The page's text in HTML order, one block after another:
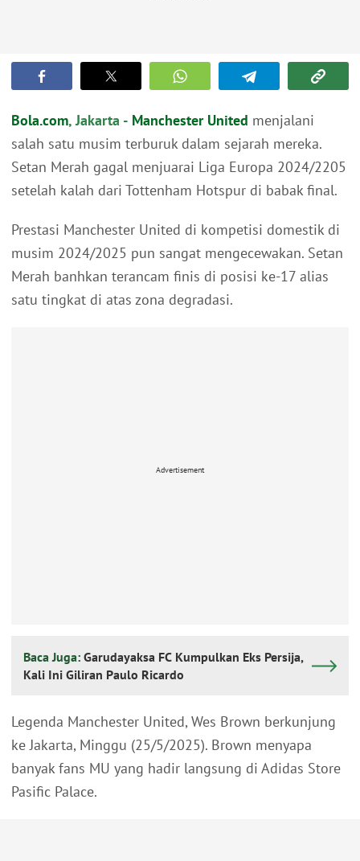
Bola.com, Jakarta - Manchester United menjalani
salah satu musim terburuk dalam sejarah mereka.
Setan Merah gagal menjuarai Liga Europa 2024/2205
setelah kalah dari Tottenham Hotspur di babak final.
Prestasi Manchester United di kompetisi domestik di
musim 2024/2025 pun sangat mengecewakan. Setan
Merah banhkan terancam finis di posisi ke-17 alias
satu tingkat di atas zona degradasi.
Advertisement
Baca Juga: Garudayaksa FC Kumpulkan Eks Persija,
Kali Ini Giliran Paulo Ricardo
Legenda Manchester United, Wes Brown berkunjung
ke Jakarta, Minggu (25/5/2025). Brown menyapa
banyak fans MU yang hadir langsung di Adidas Store
Pasific Palace.